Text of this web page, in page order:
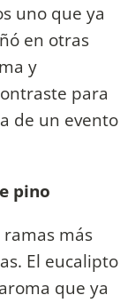
uno que ya
en otras
y
para
de un evento
pino
más
El eucalipto
que ya